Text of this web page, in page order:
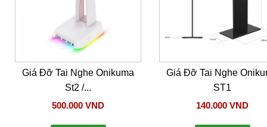
Giá Đỡ Tai Nghe Onikuma
St2 /...
500.000 VND
Giá Đỡ Tai Nghe
ST1
140.000 VND